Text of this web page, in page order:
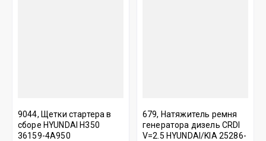
9044, Щетки стартера в
сборе HYUNDAI H350
36159-4A950
679, Натяжитель ремня
генератора дизель CRDI
V=2.5 HYUNDAI/KIA 25286-